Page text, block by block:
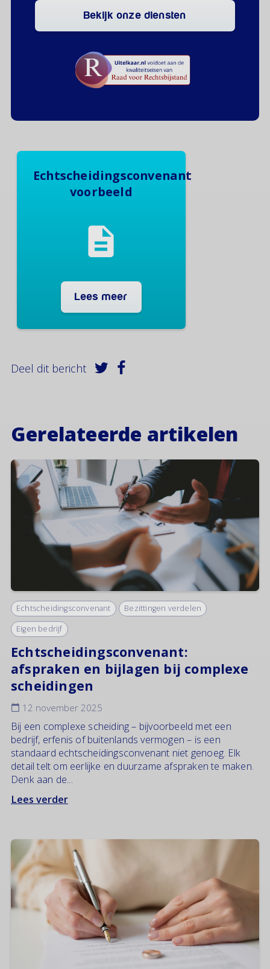
Bekijk onze diensten
Echtscheidingsconvenant
voorbeeld
Lees meer
Deel dit bericht
Gerelateerde artikelen
Echtscheidingsconvenant Bezittingen verdelen
Eigen bedrijf
Echtscheidingsconvenant:
afspraken en bijlagen bij complexe
scheidingen
12 november 2025
Bij een complexe scheiding – bijvoorbeeld met een
bedrijf, erfenis of buitenlands vermogen – is een
standaard echtscheidingsconvenant niet genoeg. Elk
detail telt om eerlijke en duurzame afspraken te maken.
Denk aan de...
Lees verder